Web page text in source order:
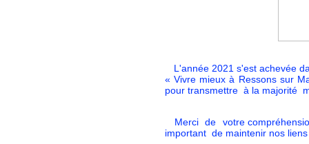
L'année 2021 s'est achevée
« Vivre mieux à Ressons sur
pour transmettre à la majorité
Merci de votre
important de maintenir nos